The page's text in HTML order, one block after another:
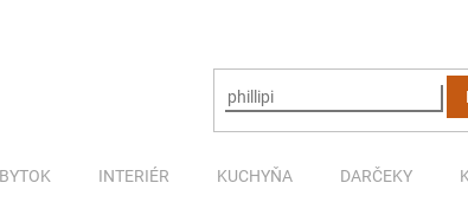
INTERIÉR KUCHYŇA DARČEKY